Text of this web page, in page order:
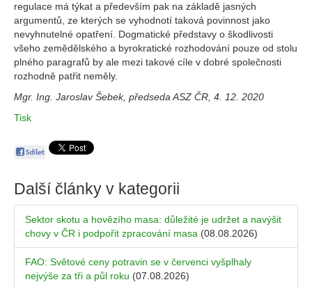
regulace má týkat a především pak na základě jasných
argumentů, ze kterých se vyhodnotí taková povinnost jako
nevyhnutelné opatření. Dogmatické představy o škodlivosti
všeho zemědělského a byrokratické rozhodování pouze od stolu
plného paragrafů by ale mezi takové cíle v dobré společnosti
rozhodně patřit neměly.
Mgr. Ing. Jaroslav Šebek, předseda ASZ ČR, 4. 12. 2020
Tisk
Další články v kategorii
Sektor skotu a hovězího masa: důležité je udržet a navýšit
chovy v ČR i podpořit zpracování masa (08.08.2026)
FAO: Světové ceny potravin se v červenci vyšplhaly
nejvýše za tři a půl roku (07.08.2026)